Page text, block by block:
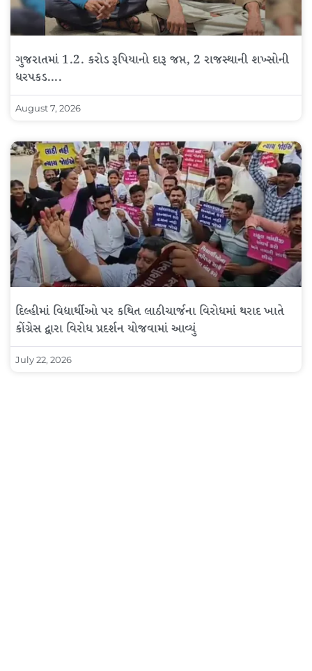
ગુજરાતમાં 1.2. કરોડ રૂપિયાનો દારૂ જપ્ત, 2 રાજસ્થાની શખ્સોની
ધરપકડ….
August 7, 2026
દિલ્હીમાં વિદ્યાર્થીઓ પર કથિત લાઠીચાર્જના વિરોધમાં થરાદ ખાતે
કોંગ્રેસ દ્વારા વિરોધ પ્રદર્શન યોજવામાં આવ્યું
July 22, 2026